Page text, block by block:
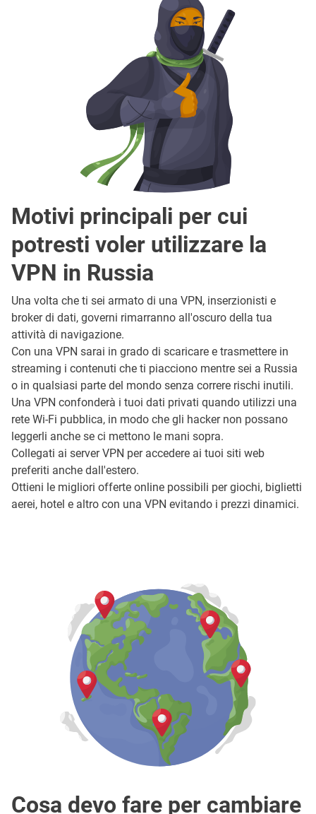
Motivi principali per cui
potresti voler utilizzare la
VPN in Russia
Una volta che ti sei armato di una VPN, inserzionisti e
broker di dati, governi rimarranno all'oscuro della tua
attività di navigazione.
Con una VPN sarai in grado di scaricare e trasmettere in
streaming i contenuti che ti piacciono mentre sei a Russia
o in qualsiasi parte del mondo senza correre rischi inutili.
Una VPN confonderà i tuoi dati privati quando utilizzi una
rete Wi-Fi pubblica, in modo che gli hacker non possano
leggerli anche se ci mettono le mani sopra.
Collegati ai server VPN per accedere ai tuoi siti web
preferiti anche dall'estero.
Ottieni le migliori offerte online possibili per giochi, biglietti
aerei, hotel e altro con una VPN evitando i prezzi dinamici.
Cosa devo fare per cambiare